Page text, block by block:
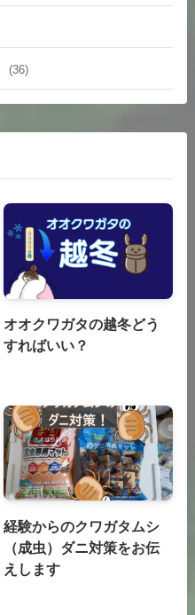
(36)
オオクワガタの越冬どう
すればいい？
経験からのクワガタムシ
（成虫）ダニ対策をお伝
えします